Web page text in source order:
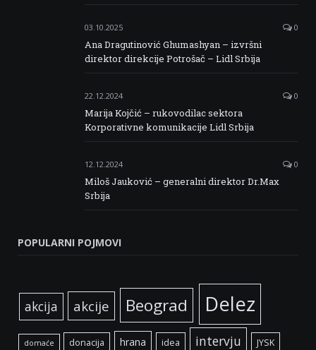
03.10.2025 0
Ana Dragutinović Ghumashyan – izvršni
direktor direkcije Potrošač – Lidl Srbija
22.12.2024 0
Marija Kojčić – rukovodilac sektora
Korporativne komunikacije Lidl Srbija
12.12.2024 0
Miloš Jauković – generalni direktor Dr.Max
Srbija
POPULARNI POJMOVI
akcija akcije Beograd Delez
domaće donacija hrana idea intervju JYSK